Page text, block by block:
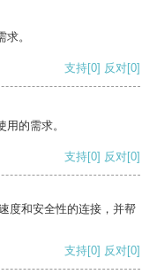
。
支持[0] 反对[0]
的需求。
支持[0] 反对[0]
度和安全性的连接，并帮
支持[0] 反对[0]